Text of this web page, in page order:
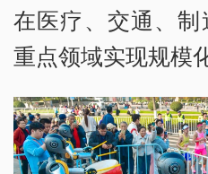
在医疗、交通、
重点领域实现规模